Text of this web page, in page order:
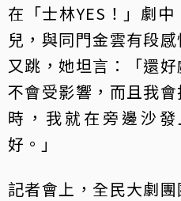
在「士林YES！」劇
兒，與同門金雲有段
又跳，她坦言：「還
不會受影響，而且我
時，我就在旁邊沙
好。」
記者會上，全民大劇